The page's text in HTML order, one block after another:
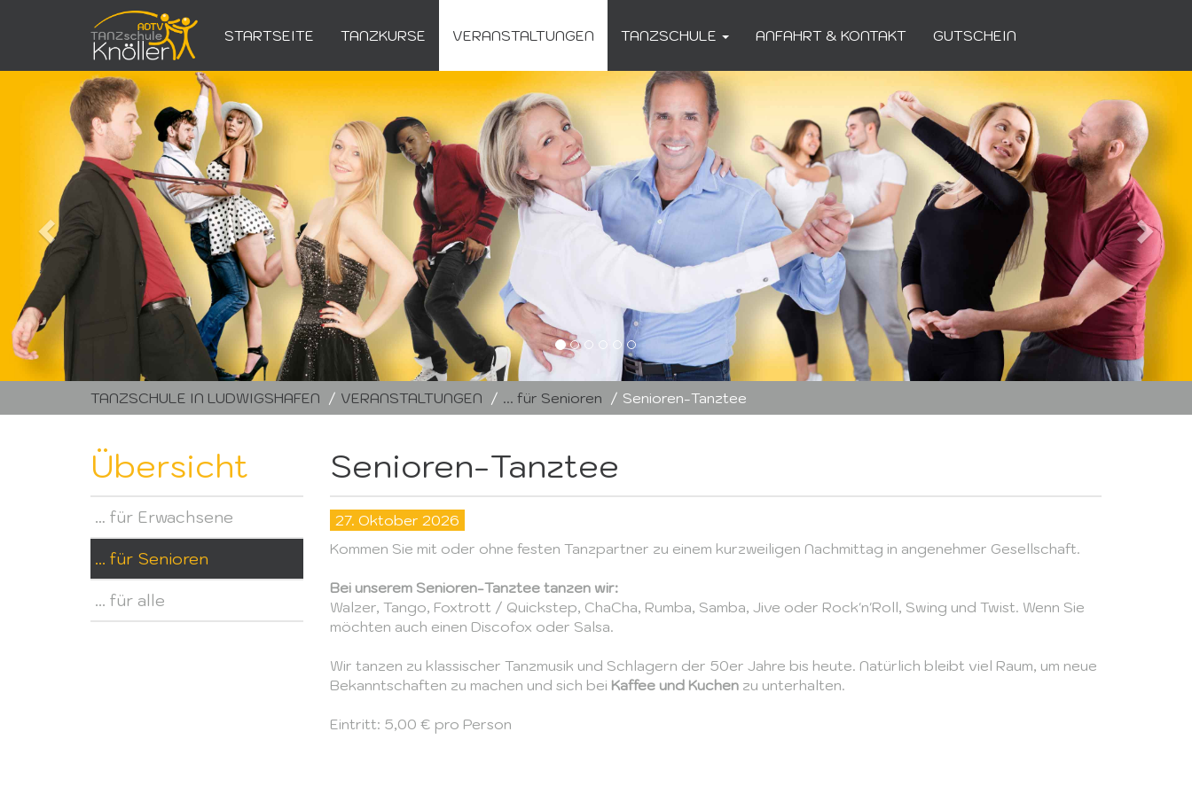
STARTSEITE TANZKURSE VERANSTALTUNGEN TANZSCHULE ANFAHRT & KONTAKT GUTSCHEIN
Zurück Weiter
TANZSCHULE IN LUDWIGSHAFEN VERANSTALTUNGEN ... für Senioren Senioren-Tanztee
Senioren-Tanztee
27. Oktober 2026
Kommen Sie mit oder ohne festen Tanzpartner zu einem kurzweiligen Nachmittag in angenehmer Gesellschaft.
Bei unserem Senioren-Tanztee tanzen wir:
Walzer, Tango, Foxtrott / Quickstep, ChaCha, Rumba, Samba, Jive oder Rock'n'Roll, Swing und Twist. Wenn Sie
möchten auch einen Discofox oder Salsa.
Wir tanzen zu klassischer Tanzmusik und Schlagern der 50er Jahre bis heute. Natürlich bleibt viel Raum, um neue
Bekanntschaften zu machen und sich bei Kaffee und Kuchen zu unterhalten.
Eintritt: 5,00 € pro Person
Übersicht
… für Erwachsene
... für Senioren
... für alle